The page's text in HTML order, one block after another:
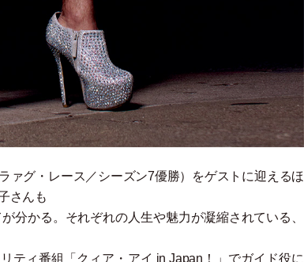
ァグ ・ レース／シーズン7優勝）
をゲストに迎えるほ
さんも
分かる。それぞれの人生や魅力が凝縮されている、
ティ番組 「 クィア ・ アイ in Japan！ 」 でガイド役に